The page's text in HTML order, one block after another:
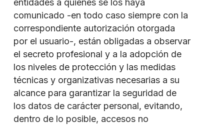
entidades a quienes se los haya
comunicado -en todo caso siempre con la
correspondiente autorización otorgada
por el usuario-, están obligadas a observar
el secreto profesional y a la adopción de
los niveles de protección y las medidas
técnicas y organizativas necesarias a su
alcance para garantizar la seguridad de
los datos de carácter personal, evitando,
dentro de lo posible, accesos no